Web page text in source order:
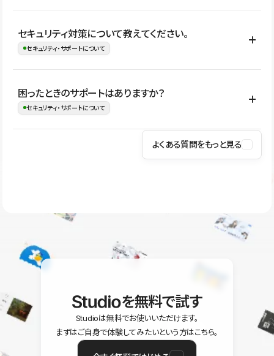
はい。CMSやコンポーネントを活用して更新範囲を設計しておく
ことで、デザインを崩しにくい状態で運用できます。 さらにコン
ながらレイアウトに影響を与えずに更新作業を進めやすくなりま
す。
セキュリティ対策について教えてください。
セキュリティ・サポートについて
Studioでは、公開サイトやサービスを安全に利用できるよう、通信
の暗号化、データ保護、アクセス管理、脆弱性対策など、複数の観
はSSL/TLSによる通信暗号化に対応しており、悪質なスクリプトの
困ったときのサポートはありますか？
セキュリティ・サポートについて
操作方法や機能については、ヘルプセンターでご確認いただけま
ユーザー同士で質問・相談できるコミュニティもご利用ください。
よくある質問をもっと見る
を無料で試す
Studioは無料でお使いいただけます。
まずはご自身で体験してみたいという方はこちら。